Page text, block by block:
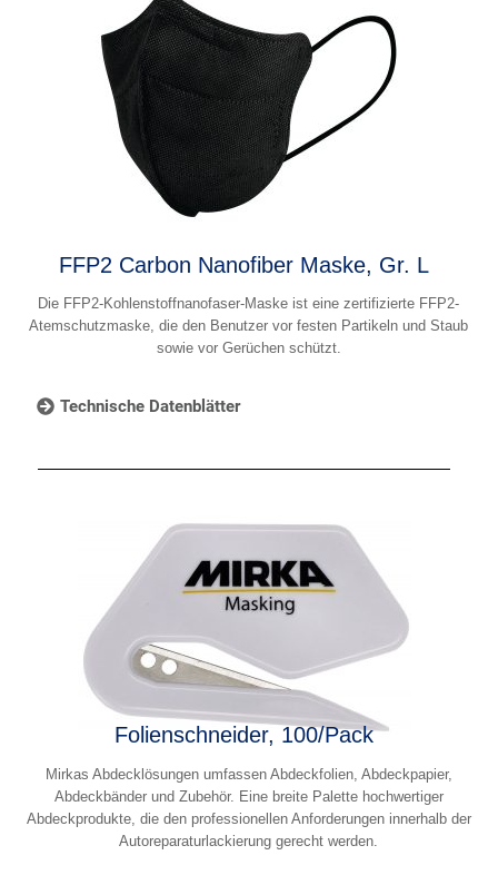
FFP2 Carbon Nanofiber Maske, Gr. L
Die FFP2-Kohlenstoffnanofaser-Maske ist eine zertifizierte FFP2-
Atemschutzmaske, die den Benutzer vor festen Partikeln und Staub
sowie vor Gerüchen schützt.
Technische Datenblätter
Folienschneider, 100/Pack
Mirkas Abdecklösungen umfassen Abdeckfolien, Abdeckpapier,
Abdeckbänder und Zubehör. Eine breite Palette hochwertiger
Abdeckprodukte, die den professionellen Anforderungen innerhalb der
Autoreparaturlackierung gerecht werden.